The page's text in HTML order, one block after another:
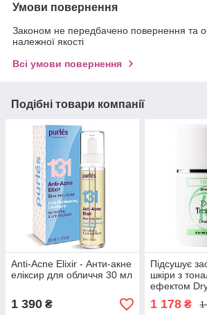
Умови повернення
Законом не передбачено повернення та
належної якості
Всі умови повернення
Подібні товари компанії
Anti-Acne Elixir - Анти-акне
еліксир для обличчя 30 мл
1 390 ₴
Підсушує
шкіри з
ефектом
With Make-
1 178₴ 1